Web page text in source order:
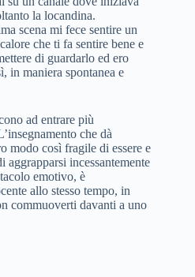
la locandina.
scena mi fece sentire un
che ti fa sentire bene e
di guardarlo ed ero
in maniera spontanea e
ad entrare più
che dà
modo così fragile di essere e
incessantemente
emotivo, è
allo stesso tempo, in
commuoverti davanti a uno